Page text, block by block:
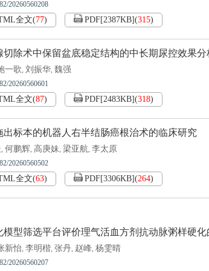
20260560208
全文(77) PDF[2387KB](315)
除术中保留盆底稳定结构的中长期尿控效果分
一歌, 刘振华, 魏强
20260560601
全文(87) PDF[2483KB](318)
标本的机器人右半结肠癌根治术的临床研究
, 何鹏辉, 高庚妹, 梁亚航, 李太原
20260560502
全文(63) PDF[3306KB](264)
型筛选平台评价理气活血方剂抗动脉粥样硬化
新怡, 李明楷, 张丹, 赵峰, 杨雯晴
20260560207